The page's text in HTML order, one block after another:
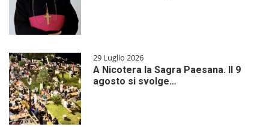
29 Luglio 2026
A Nicotera la Sagra Paesana. Il 9
agosto si svolge…